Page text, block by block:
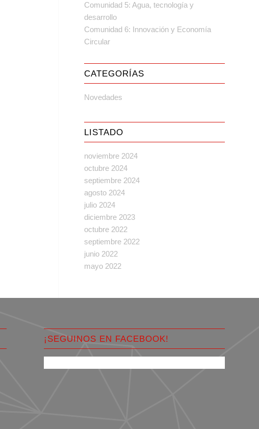
Comunidad 5: Agua, tecnología y
desarrollo
Comunidad 6: Innovación y Economía
Circular
CATEGORÍAS
Novedades
LISTADO
noviembre 2024
octubre 2024
septiembre 2024
agosto 2024
julio 2024
diciembre 2023
octubre 2022
septiembre 2022
junio 2022
mayo 2022
¡SEGUINOS EN FACEBOOK!